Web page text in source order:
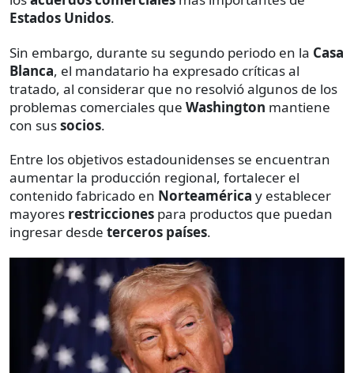
Estados Unidos.
Sin embargo, durante su segundo periodo en la Casa
Blanca, el mandatario ha expresado críticas al
tratado, al considerar que no resolvió algunos de los
problemas comerciales que Washington mantiene
con sussocios.
Entre los objetivos estadounidenses se encuentran
aumentar la producción regional, fortalecer el
contenido fabricado en Norteamérica y establecer
mayores restricciones para productos que puedan
ingresar desde terceros países.